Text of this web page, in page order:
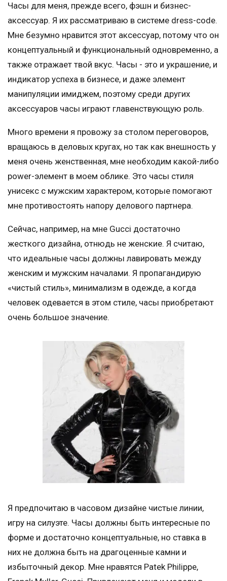
Часы для меня, прежде всего, фэшн и бизнес-
аксессуар. Я их рассматриваю в системе dress-code.
Мне безумно нравится этот аксессуар, потому что он
концептуальный и функциональный одновременно, а
также отражает твой вкус. Часы - это и украшение, и
индикатор успеха в бизнесе, и даже элемент
манипуляции имиджем, поэтому среди других
аксессуаров часы играют главенствующую роль.
Много времени я провожу за столом переговоров,
вращаюсь в деловых кругах, но так как внешность у
меня очень женственная, мне необходим какой-либо
power-элемент в моем облике. Это часы стиля
унисекс с мужским характером, которые помогают
мне противостоять напору делового партнера.
Сейчас, например, на мне Gucci достаточно
жесткого дизайна, отнюдь не женские. Я считаю,
что идеальные часы должны лавировать между
женским и мужским началами. Я пропагандирую
«чистый стиль», минимализм в одежде, а когда
человек одевается в этом стиле, часы приобретают
очень большое значение.
Я предпочитаю в часовом дизайне чистые линии,
игру на силуэте. Часы должны быть интересные по
форме и достаточно концептуальные, но ставка в
них не должна быть на драгоценные камни и
избыточный декор. Мне нравятся Patek Philippe,